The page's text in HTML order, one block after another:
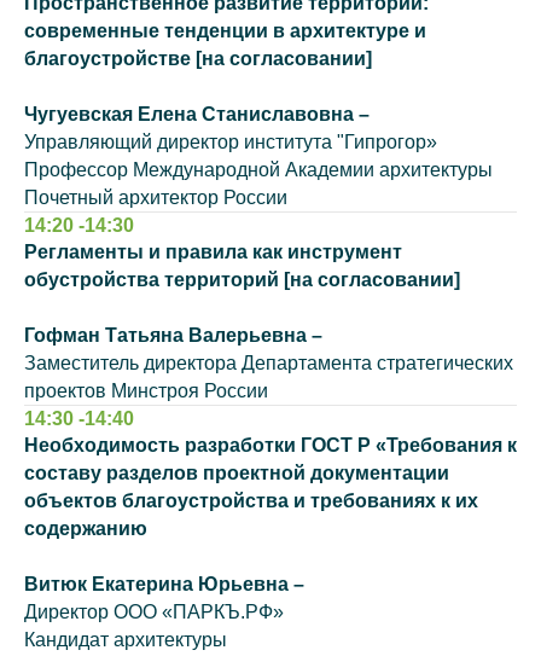
современные тенденции в архитектуре и
благоустройстве [на согласовании]
Чугуевская Елена Станиславовна –
Управляющий директор института "Гипрогор»
Профессор Международной Академии архитектуры
Почетный архитектор России
14:20 -14:30
Регламенты и правила как инструмент
обустройства территорий [на согласовании]
Гофман Татьяна Валерьевна –
Заместитель директора Департамента стратегических
проектов Минстроя России
14:30 -14:40
Необходимость разработки ГОСТ Р «Требования к
составу разделов проектной документации
объектов благоустройства и требованиях к их
содержанию
Витюк Екатерина Юрьевна –
Директор ООО «ПАРКЪ.РФ»
Кандидат архитектуры